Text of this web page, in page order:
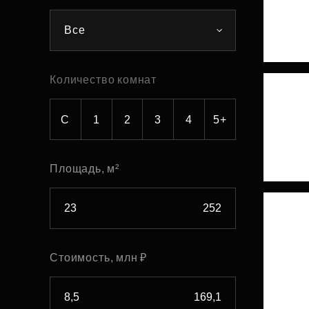
Все
Количество комнат
С 1 2 3 4 5+
Площадь, м²
Стоимость, млн ₽